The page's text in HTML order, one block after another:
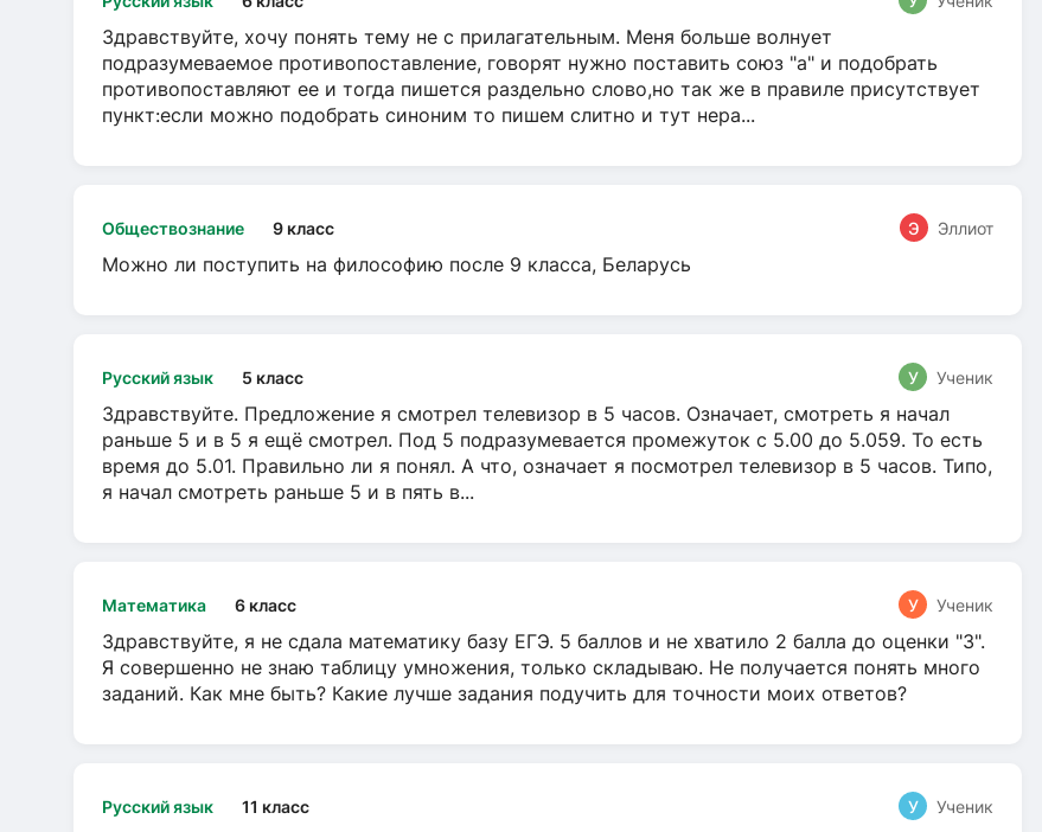
Здравствуйте, хочу понять тему не с прилагательным. Меня больше волнует
подразумеваемое противопоставление, говорят нужно поставить союз "а" и подобрать
противопоставляют ее и тогда пишется раздельно слово,но так же в правиле присутствует
пункт:если можно подобрать синоним то пишем слитно и тут нера...
Обществознание 9 класс Э Эллиот
Можно ли поступить на философию после 9 класса, Беларусь
Русский язык 5 класс У Ученик
Здравствуйте. Предложение я смотрел телевизор в 5 часов. Означает, смотреть я начал
раньше 5 и в 5 я ещё смотрел. Под 5 подразумевается промежуток с 5.00 до 5.059. То есть
время до 5.01. Правильно ли я понял. А что, означает я посмотрел телевизор в 5 часов. Типо,
я начал смотреть раньше 5 и в пять в...
Математика 6 класс У Ученик
Здравствуйте, я не сдала математику базу ЕГЭ. 5 баллов и не хватило 2 балла до оценки "3".
Я совершенно не знаю таблицу умножения, только складываю. Не получается понять много
заданий. Как мне быть? Какие лучше задания подучить для точности моих ответов?
Русский язык 11 класс У Ученик